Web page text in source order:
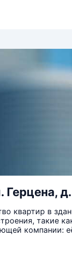
Герцена,
квартир в
такие
компании: